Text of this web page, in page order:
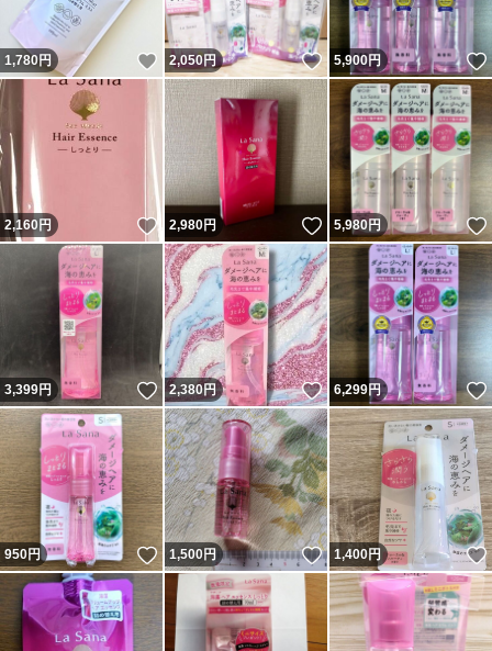
1,780円 いいね！
2,050円 いいね！
5,900円
2,160 円 いいね！
2,980円 いいね！
5,980円
3,399円 いいね！
2,380円 いいね！
6,299円
950円 いいね！
1,500円 いいね！
1,400円